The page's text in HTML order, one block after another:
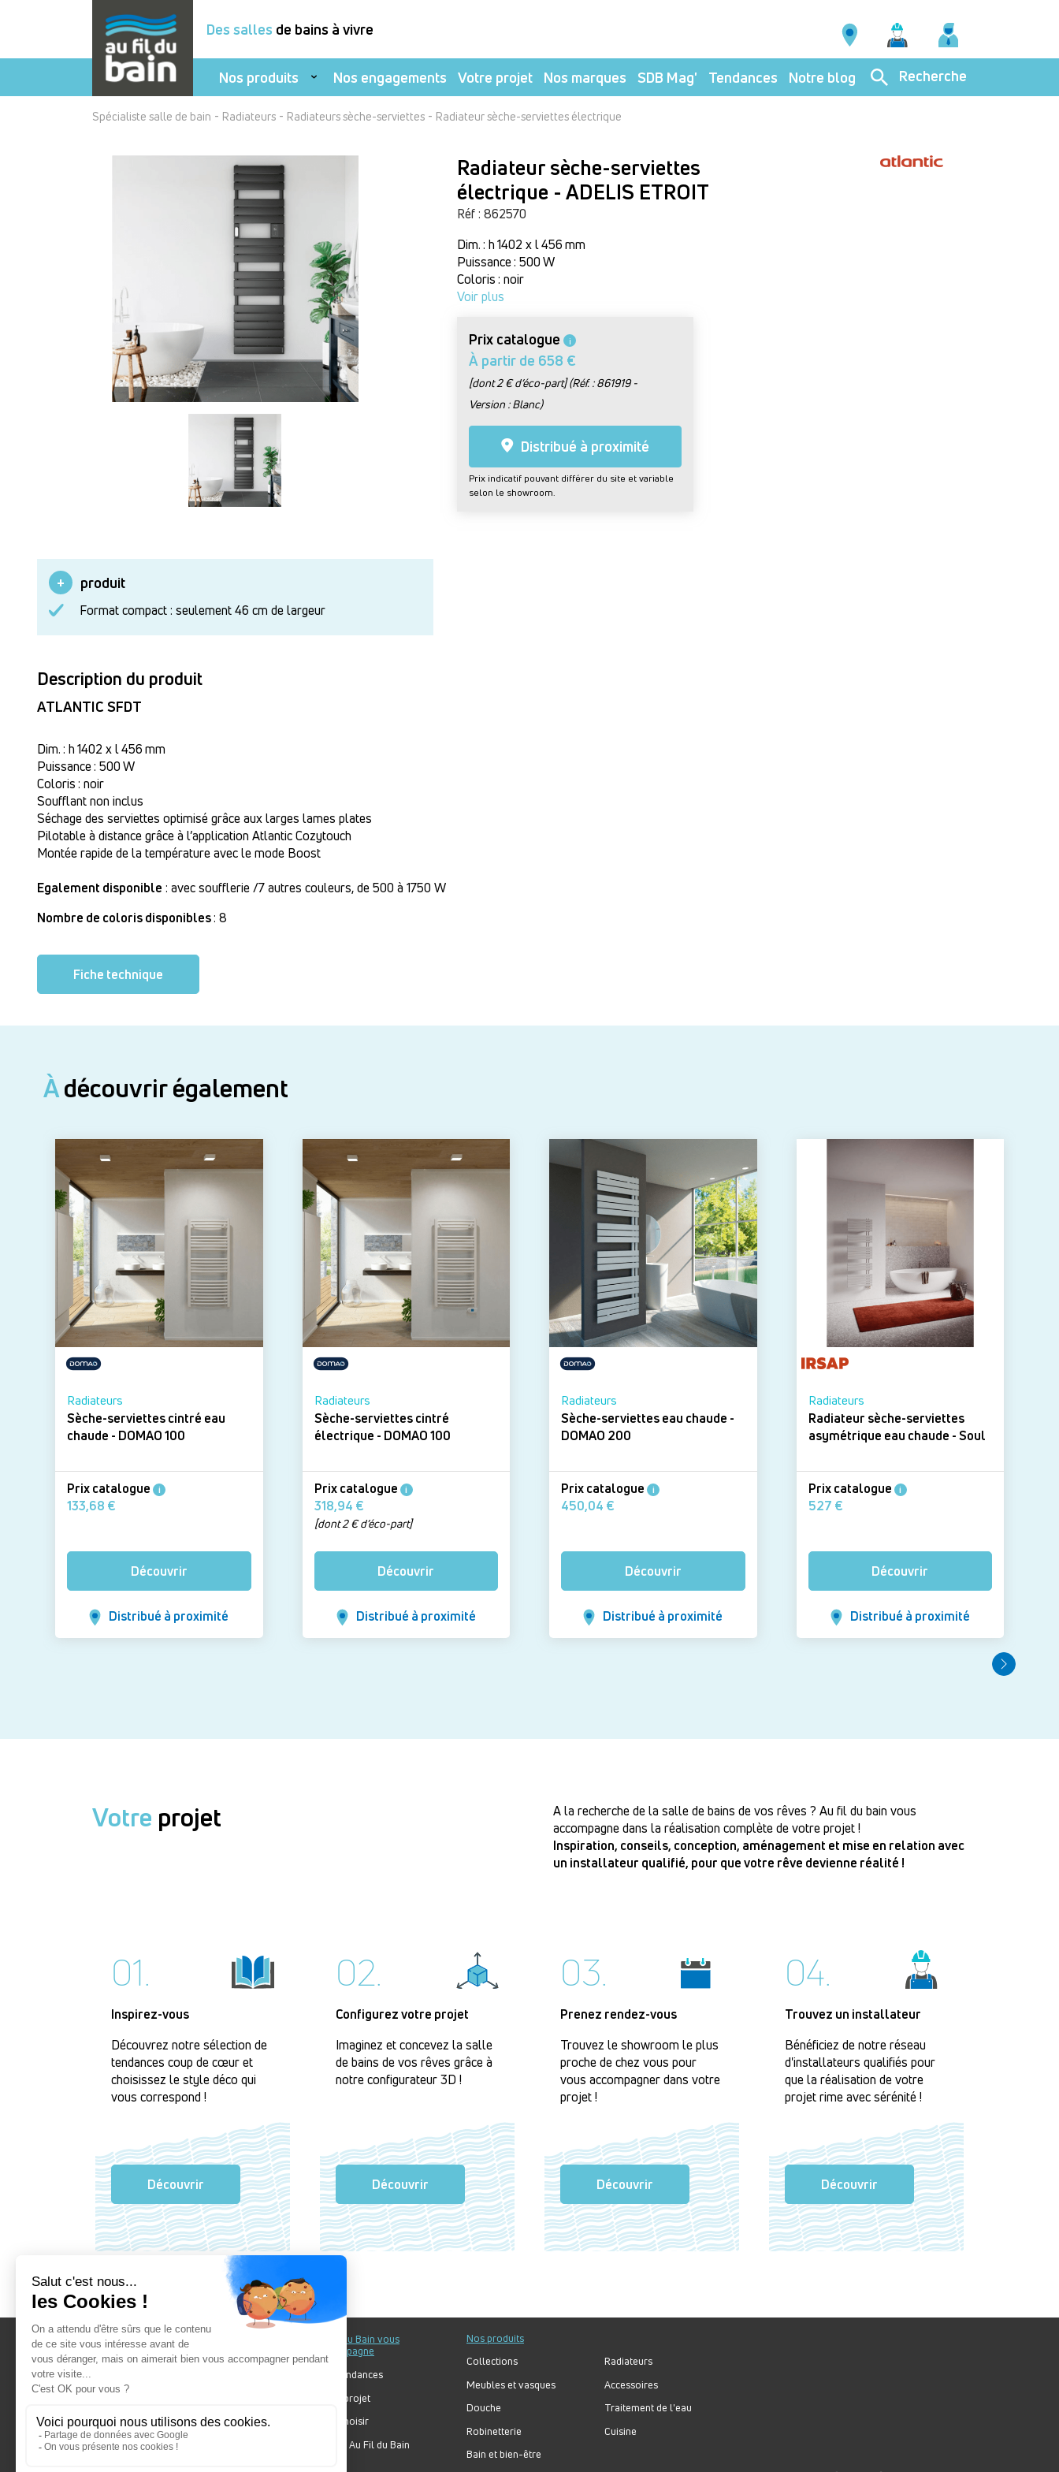
Des salles de bains à vivre
Nos produits Nos engagements Votre projet Nos marques SDB Mag' Tendances Notre blog Recherche
Spécialiste salle de bain - Radiateurs - Radiateurs sèche-serviettes - Radiateur sèche-serviettes électrique
Radiateur sèche-serviettes
électrique - ADELIS ETROIT
Réf : 862570
Dim. : h 1402 x l 456 mm
Puissance : 500 W
Coloris : noir
Voir plus
Prix catalogue i
À partir de 658 €
[dont 2 € d’éco-part] (Réf. : 861919 -
Version : Blanc)
Distribué à proximité
Prix indicatif pouvant différer du site et variable
selon le showroom.
produit
Format compact : seulement 46 cm de largeur
Description du produit
ATLANTIC SFDT
Dim. : h 1402 x l 456 mm
Puissance : 500 W
Coloris : noir
Soufflant non inclus
Séchage des serviettes optimisé grâce aux larges lames plates
Pilotable à distance grâce à l’application Atlantic Cozytouch
Montée rapide de la température avec le mode Boost
Egalement disponible : avec soufflerie /7 autres couleurs, de 500 à 1750 W
Nombre de coloris disponibles: 8
Fiche technique
Àdécouvrir également
Radiateurs
Sèche-serviettes cintré eau
chaude - DOMAO 100
Prix catalogue i
133,68 €
Découvrir
Distribué à proximité
Radiateurs
Sèche-serviettes cintré
électrique - DOMAO 100
Prix catalogue i
318,94 €
[dont 2 € d’éco-part]
Découvrir
Distribué à proximité
Radiateurs
Sèche-serviettes eau chaude -
DOMAO 200
Prix catalogue i
450,04 €
Découvrir
Distribué à proximité
Radiateurs
Radiateur sèche-serviettes
asymétrique eau chaude - Soul
Prix catalogue i
527 €
Découvrir
Distribué à proximité
Votre projet
A la recherche de la salle de bains de vos rêves ? Au fil du bain vous
accompagne dans la réalisation complète de votre projet !
Inspiration, conseils, conception, aménagement et mise en relation avec
un installateur qualifié, pour que votre rêve devienne réalité !
01.
Inspirez-vous
Découvrez notre sélection de
tendances coup de cœur et
choisissez le style déco qui
vous correspond !
Découvrir
02.
Configurez votre projet
Imaginez et concevez la salle
de bains de vos rêves grâce à
notre configurateur 3D !
Découvrir
03.
Prenez rendez-vous
Trouvez le showroom le plus
proche de chez vous pour
vous accompagner dans votre
projet !
Découvrir
04.
Trouvez un installateur
Bénéficiez de notre réseau
d'installateurs qualifiés pour
que la réalisation de votre
projet rime avec sérénité !
Découvrir
Au fil du Bain
Nos showrooms
Nos engagements
Au fil du Bain vous
accompagne
Nos tendances
Votre projet
Bien choisir
Forum Au Fil du Bain
Nos produits
Collections
Meubles et vasques
Douche
Robinetterie
Bain et bien-être
Radiateurs
Accessoires
Traitement de l'eau
Cuisine